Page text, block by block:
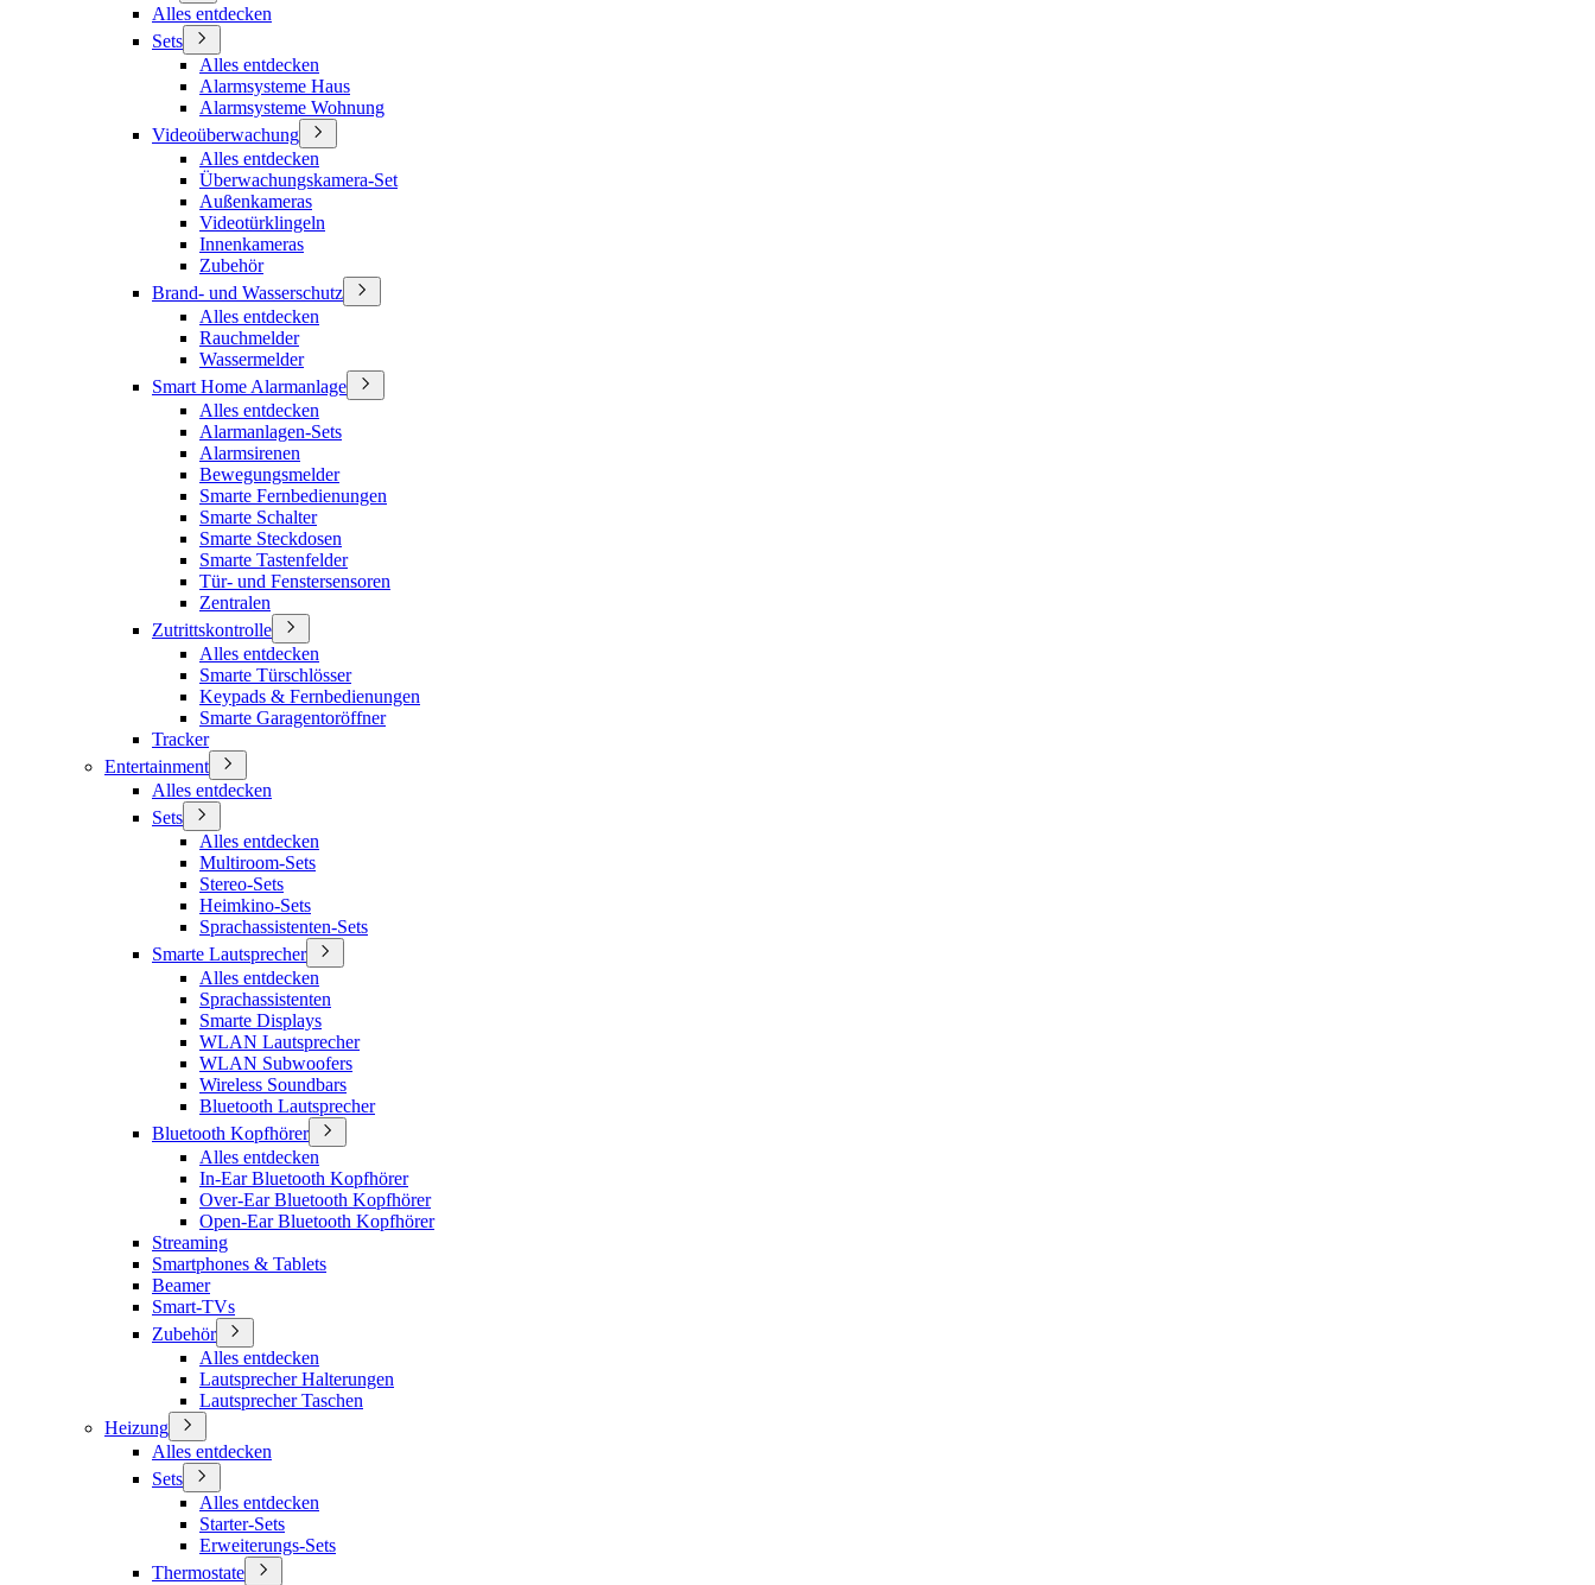
Alles entdecken
Sets
Alles entdecken
Alarmsysteme Haus
Alarmsysteme Wohnung
Videoüberwachung
Alles entdecken
Überwachungskamera-Set
Außenkameras
Videotürklingeln
Innenkameras
Zubehör
Brand- und Wasserschutz
Alles entdecken
Rauchmelder
Wassermelder
Smart Home Alarmanlage
Alles entdecken
Alarmanlagen-Sets
Alarmsirenen
Bewegungsmelder
Smarte Fernbedienungen
Smarte Schalter
Smarte Steckdosen
Smarte Tastenfelder
Tür- und Fenstersensoren
Zentralen
Zutrittskontrolle
Alles entdecken
Smarte Türschlösser
Keypads & Fernbedienungen
Smarte Garagentoröffner
Tracker
Entertainment
Alles entdecken
Sets
Alles entdecken
Multiroom-Sets
Stereo-Sets
Heimkino-Sets
Sprachassistenten-Sets
Smarte Lautsprecher
Alles entdecken
Sprachassistenten
Smarte Displays
WLAN Lautsprecher
WLAN Subwoofers
Wireless Soundbars
Bluetooth Lautsprecher
Bluetooth Kopfhörer
Alles entdecken
In-Ear Bluetooth Kopfhörer
Over-Ear Bluetooth Kopfhörer
Open-Ear Bluetooth Kopfhörer
Streaming
Smartphones & Tablets
Beamer
Smart-TVs
Zubehör
Alles entdecken
Lautsprecher Halterungen
Lautsprecher Taschen
Heizung
Alles entdecken
Sets
Alles entdecken
Starter-Sets
Erweiterungs-Sets
Thermostate